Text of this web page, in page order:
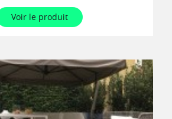
Voir le produit